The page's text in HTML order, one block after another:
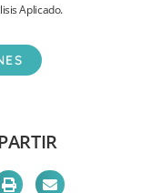
Aplicado.